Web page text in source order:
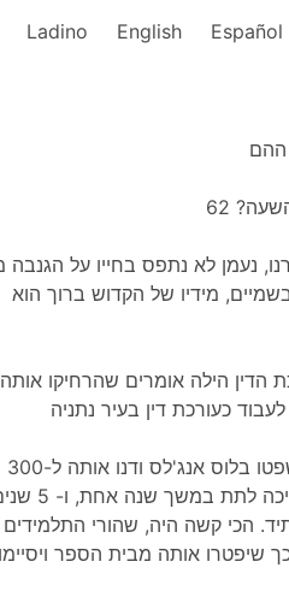
Ladino English Español
נעמן לא נתפס בחייו על הגנבה
הדין הילה אומרים שהרחיקו
הכי קשה היה, שהורי